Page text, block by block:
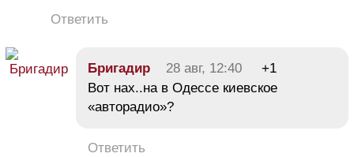
Ответить
Бригадир 28 авг, 12:40
+1
Вот нах..на в Одессе киевское
«авторадио»?
Ответить